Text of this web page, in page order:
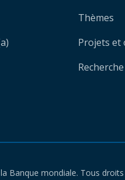
Thèmes
Projets et
Banque mondiale. Tous droits